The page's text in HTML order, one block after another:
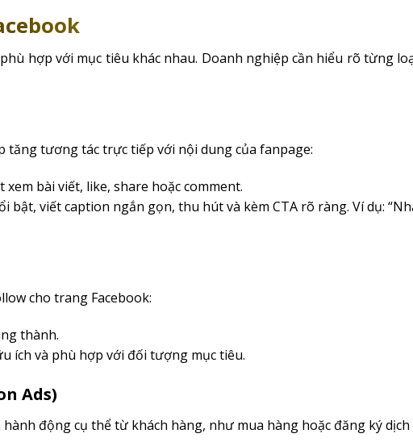
hợp với mục tiêu khác nhau. Doanh nghiệp cần hiểu rõ từng
tăng tương tác trực tiếp với nội dung của fanpage:
bài viết, like, share hoặc comment.
bật, viết caption ngắn gọn, thu hút và kèm CTA rõ ràng. Ví dụ:
cho trang Facebook:
thành.
ích và phù hợp với đối tượng mục tiêu.
Ads)
động cụ thể từ khách hàng, như mua hàng hoặc đăng ký dịch